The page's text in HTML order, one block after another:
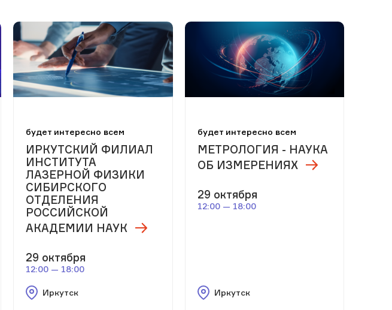
будет интересно всем
ИРКУТСКИЙ ФИЛИАЛ
ИНСТИТУТА
ЛАЗЕРНОЙ ФИЗИКИ
СИБИРСКОГО
ОТДЕЛЕНИЯ
РОССИЙСКОЙ
АКАДЕМИИ НАУК
29 октября
12:00 — 18:00
Иркутск
будет интересно всем
МЕТРОЛОГИЯ - НАУКА
ОБ ИЗМЕРЕНИЯХ
29 октября
12:00 — 18:00
Иркутск